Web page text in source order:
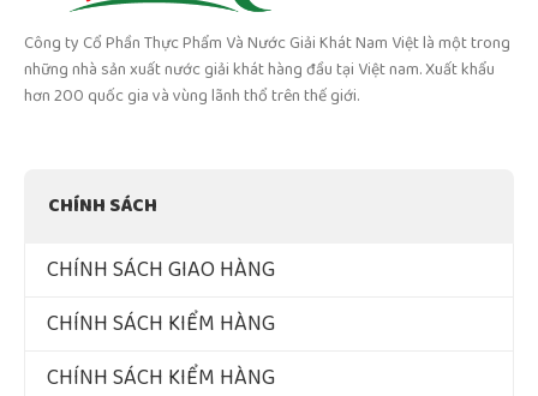
Công ty Cổ Phần Thực Phẩm Và Nước Giải Khát Nam Việt là một trong
những nhà sản xuất nước giải khát hàng đầu tại Việt nam. Xuất khẩu
hơn 200 quốc gia và vùng lãnh thổ trên thế giới.
CHÍNH SÁCH
CHÍNH SÁCH GIAO HÀNG
CHÍNH SÁCH KIỂM HÀNG
CHÍNH SÁCH KIỂM HÀNG